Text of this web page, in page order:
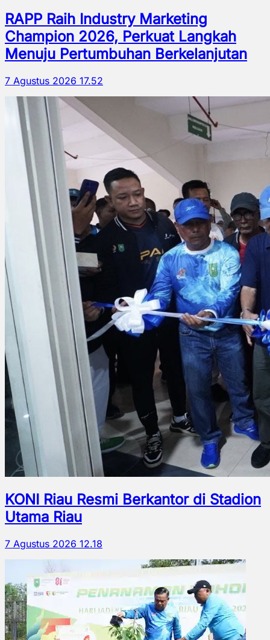
RAPP Raih Industry Marketing
Champion 2026, Perkuat Langkah
Menuju Pertumbuhan Berkelanjutan
7 Agustus 2026 17.52
KONI Riau Resmi Berkantor di Stadion
Utama Riau
7 Agustus 2026 12.18